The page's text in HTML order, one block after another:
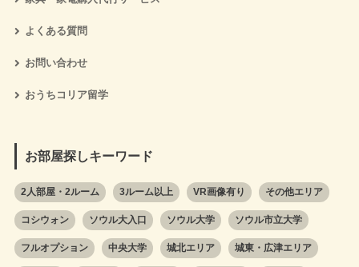
よくある質問
お問い合わせ
おうちコリア留学
お部屋探しキーワード
2人部屋・2ルーム 3ルーム以上 VR画像有り その他エリア
コシウォン ソウル大入口 ソウル大学 ソウル市立大学
フルオプション 中央大学 城北エリア 城東・広津エリア